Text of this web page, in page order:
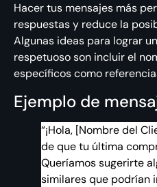
Hacer tus mensajes más
respuestas y reduce la
Algunas ideas para lograr
respetuoso son incluir el
específicos como
Ejemplo de
“¡Hola, [Nombre del
de que tu última
Queríamos sugerirte
similares que podrían